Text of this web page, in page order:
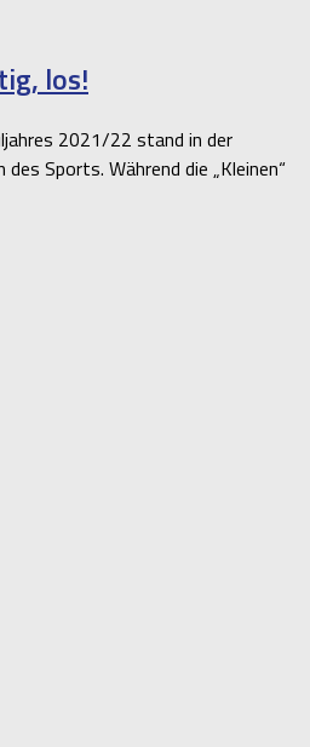
los!
2021/22 stand in der
Sports. Während die „Kleinen“